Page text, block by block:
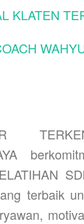
KLATEN
terbaik